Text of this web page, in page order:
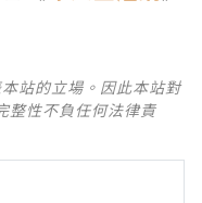
站的立場。因此本站對
整性不負任何法律責